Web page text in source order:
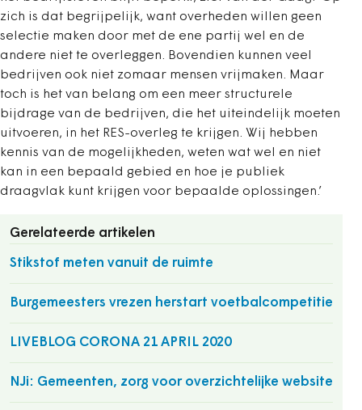
zich is dat begrijpelijk, want overheden willen geen
selectie maken door met de ene partij wel en de
andere niet te overleggen. Bovendien kunnen veel
bedrijven ook niet zomaar mensen vrijmaken. Maar
toch is het van belang om een meer structurele
bijdrage van de bedrijven, die het uiteindelijk moeten
uitvoeren, in het RES-overleg te krijgen. Wij hebben
kennis van de mogelijkheden, weten wat wel en niet
kan in een bepaald gebied en hoe je publiek
draagvlak kunt krijgen voor bepaalde oplossingen.’
Gerelateerde artikelen
Stikstof meten vanuit de ruimte
Burgemeesters vrezen herstart voetbalcompetitie
LIVEBLOG CORONA 21 APRIL 2020
NJi: Gemeenten, zorg voor overzichtelijke website